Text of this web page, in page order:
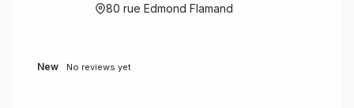
80 rue Edmond Flamand
New No reviews yet